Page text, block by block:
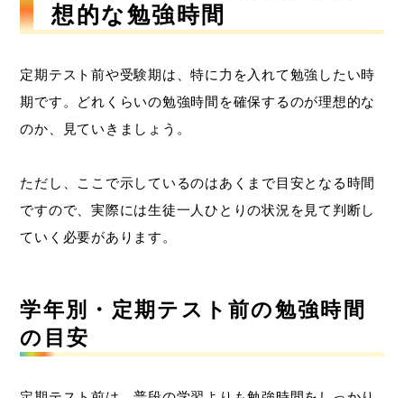
想的な勉強時間
定期テスト前や受験期は、特に力を入れて勉強したい時
期です。どれくらいの勉強時間を確保するのが理想的な
のか、見ていきましょう。
ただし、ここで示しているのはあくまで目安となる時間
ですので、実際には生徒一人ひとりの状況を見て判断し
ていく必要があります。
学年別・定期テスト前の勉強時間
の目安